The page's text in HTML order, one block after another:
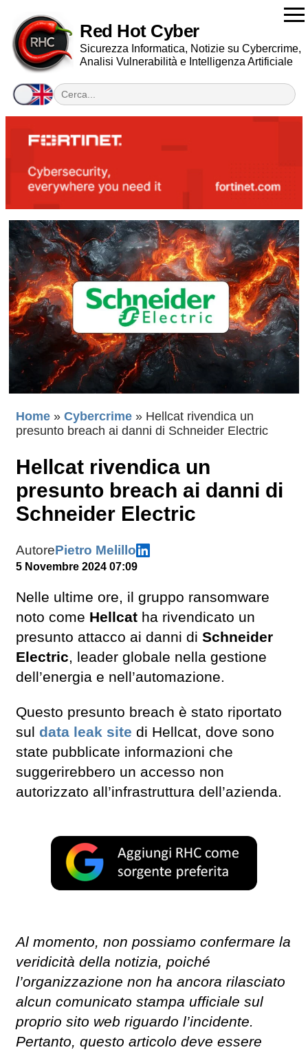
Red Hot Cyber
Sicurezza Informatica, Notizie su Cybercrime,
Analisi Vulnerabilità e Intelligenza Artificiale
Home » Cybercrime » Hellcat rivendica un
presunto breach ai danni di Schneider Electric
Hellcat rivendica un
presunto breach ai danni di
Schneider Electric
AutorePietro Melillo
5 Novembre 2024 07:09
Nelle ultime ore, il gruppo ransomware
noto come Hellcat ha rivendicato un
presunto attacco ai danni di Schneider
Electric, leader globale nella gestione
dell’energia e nell’automazione.
Questo presunto breach è stato riportato
sul data leak site di Hellcat, dove sono
state pubblicate informazioni che
suggerirebbero un accesso non
autorizzato all’infrastruttura dell’azienda.
Al momento, non possiamo confermare la
veridicità della notizia, poiché
l’organizzazione non ha ancora rilasciato
alcun comunicato stampa ufficiale sul
proprio sito web riguardo l’incidente.
Pertanto, questo articolo deve essere